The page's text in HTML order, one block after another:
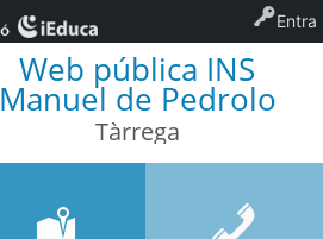
Web pública INS
Manuel de Pedrolo
Tàrrega
Entra